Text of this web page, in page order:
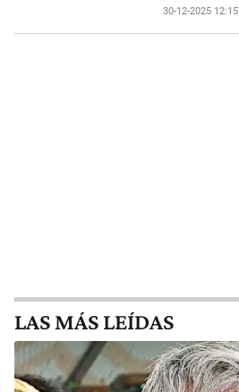
30-12-2025 12:15
LAS MÁS LEÍDAS